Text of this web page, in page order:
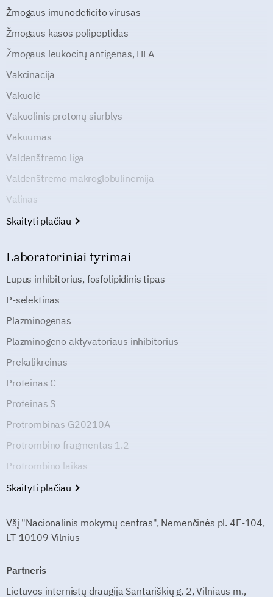
Žmogaus imunodeficito virusas
Žmogaus kasos polipeptidas
Žmogaus leukocitų antigenas, HLA
Vakcinacija
Vakuolė
Vakuolinis protonų siurblys
Vakuumas
Valdenštremo liga
Valdenštremo makroglobulinemija
Valinas
Skaityti plačiau
Laboratoriniai tyrimai
Lupus inhibitorius, fosfolipidinis tipas
P-selektinas
Plazminogenas
Plazminogeno aktyvatoriaus inhibitorius
Prekalikreinas
Proteinas C
Proteinas S
Protrombinas G20210A
Protrombino fragmentas 1.2
Protrombino laikas
Skaityti plačiau
Všį "Nacionalinis mokymų centras", Nemenčinės pl. 4E-104,
LT-10109 Vilnius
Partneris
Lietuvos internistų draugija Santariškių g. 2, Vilniaus m.,